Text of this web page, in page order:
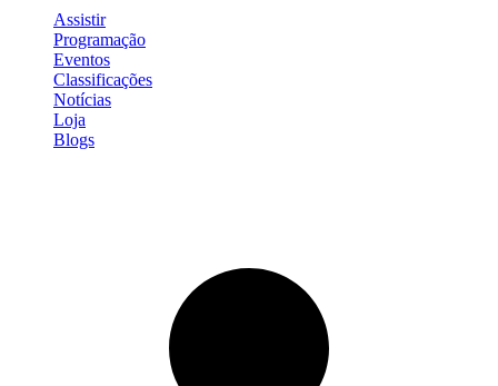
Assistir
Programação
Eventos
Classificações
Notícias
Loja
Blogs